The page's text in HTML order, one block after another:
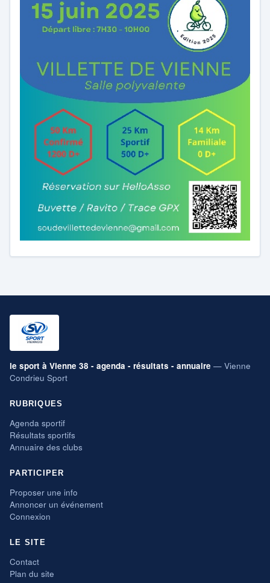
le sport à Vienne 38 - agenda - résultats - annuaire — Vienne
Condrieu Sport
RUBRIQUES
Agenda sportif
Résultats sportifs
Annuaire des clubs
PARTICIPER
Proposer une info
Annoncer un événement
Connexion
LE SITE
Contact
Plan du site